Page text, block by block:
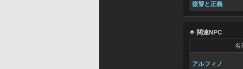
復讐と正義
関連NPC
名
アルフィノ